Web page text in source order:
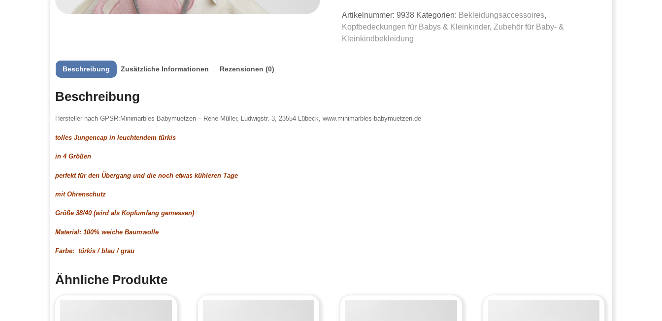
Artikelnummer:9938 Kategorien: Bekleidungsaccessoires,
Kopfbedeckungen für Babys & Kleinkinder,Zubehör für Baby- &
Kleinkindbekleidung
Beschreibung Zusätzliche Informationen Rezensionen (0)
Beschreibung
Hersteller nach GPSR:Minimarbles Babymuetzen – Rene Müller, Ludwigstr. 3, 23554 Lübeck, www.minimarbles-babymuetzen.de
tolles Jungencap in leuchtendem türkis
in 4 Größen
perfekt für den Übergang und die noch etwas kühleren Tage
mit Ohrenschutz
Größe 38/40 (wird als Kopfumfang gemessen)
Material: 100% weiche Baumwolle
Farbe: türkis / blau / grau
Ähnliche Produkte